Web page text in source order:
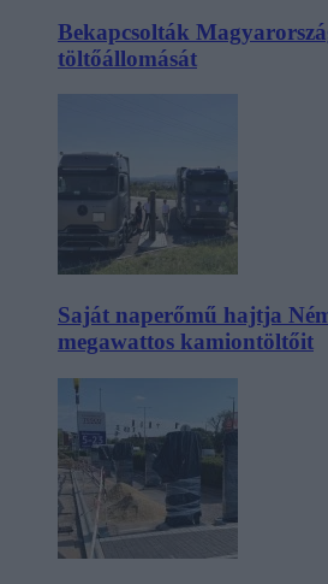
Bekapcsolták
töltőállomását
Saját naperőmű hajtja
megawattos kamiontöltőit